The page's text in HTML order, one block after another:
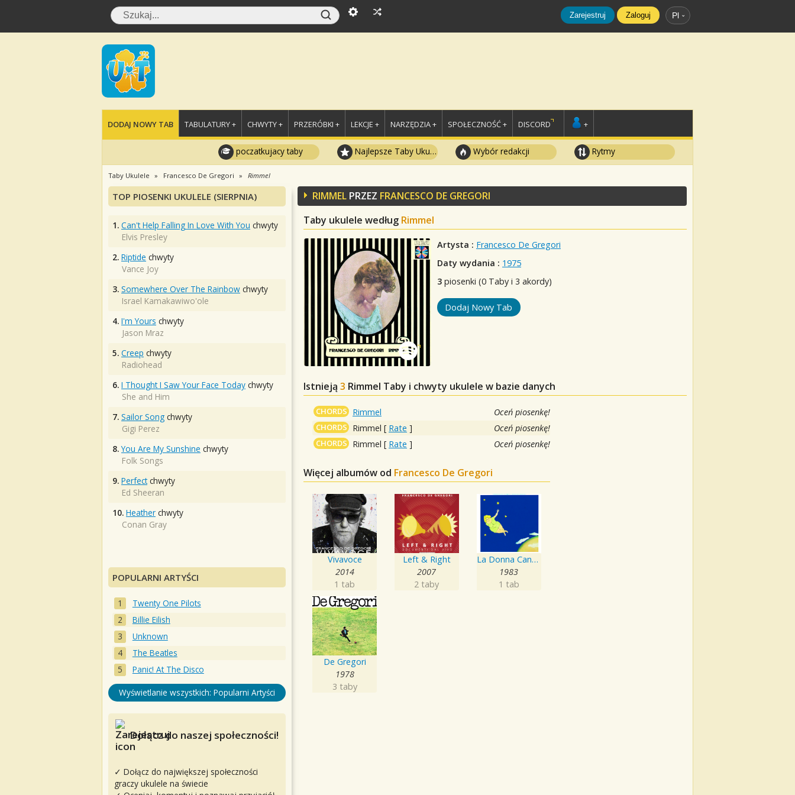
Zarejestruj Zaloguj Pl
DODAJ NOWY TAB TABULATURY + CHWYTY + PRZERÓBKI + LEKCJE + NARZĘDZIA + SPOŁECZNOŚĆ + DISCORD +
poczatkujacy taby Najlepsze Taby Ukulele Wybór redakcji Rytmy
Taby Ukulele Francesco De Gregori Rimmel
RIMMEL PRZEZ FRANCESCO DE GREGORI
Taby ukulele według Rimmel
Artysta : Francesco De Gregori
Daty wydania : 1975
3 piosenki (0 Taby i 3 akordy)
Dodaj Nowy Tab
Istnieją 3 Rimmel Taby i chwyty ukulele w bazie danych
CHORDS Rimmel Oceń piosenkę!
CHORDS Rimmel [ Rate ] Oceń piosenkę!
CHORDS Rimmel [ Rate ] Oceń piosenkę!
Więcej albumów od Francesco De Gregori
Vivavoce
2014
1 tab
Left & Right
2007
2 taby
La Donna Cannone
1983
1 tab
De Gregori
1978
3 taby
TOP PIOSENKI UKULELE (SIERPNIA)
1. Can't Help Falling In Love With You chwyty
Elvis Presley
2. Riptide chwyty
Vance Joy
3. Somewhere Over The Rainbow chwyty
Israel Kamakawiwo'ole
4. I'm Yours chwyty
Jason Mraz
5. Creep chwyty
Radiohead
6. I Thought I Saw Your Face Today chwyty
She and Him
7. Sailor Song chwyty
Gigi Perez
8. You Are My Sunshine chwyty
Folk Songs
9. Perfectchwyty
Ed Sheeran
10. Heather chwyty
Conan Gray
POPULARNI ARTYŚCI
Twenty One Pilots
Billie Eilish
Unknown
The Beatles
Panic! At The Disco
Wyświetlanie wszystkich: Popularni Artyści
Dołącz do naszej społeczności!
✓ Dołącz do największej społeczności
graczy ukulele na świecie